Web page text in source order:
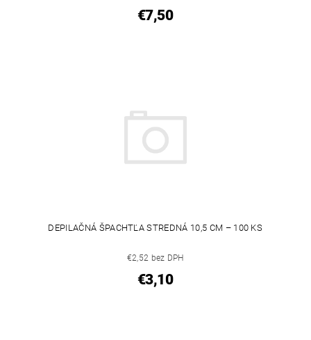
€7,50
DEPILAČNÁ ŠPACHTĽA STREDNÁ 10,5 CM – 100 KS
€2,52 bez DPH
€3,10